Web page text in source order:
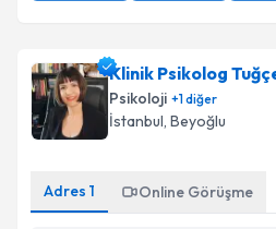
Klinik Psikolog
Psikoloji +1diğer
İstanbul, Beyoğlu
Adres 1 Online Görüşme